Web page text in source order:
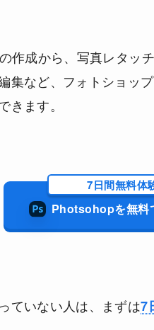
作成から、写真レタッ
集など、フォトショッ
きます。
7日間無料体
Photsohopを無料
ていない人は、まずは7